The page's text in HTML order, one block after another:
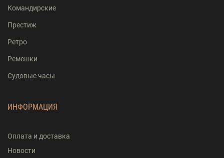
Командирские
Престиж
Ретро
Ремешки
Судовые часы
ИНФОРМАЦИЯ
Оплата и доставка
Новости